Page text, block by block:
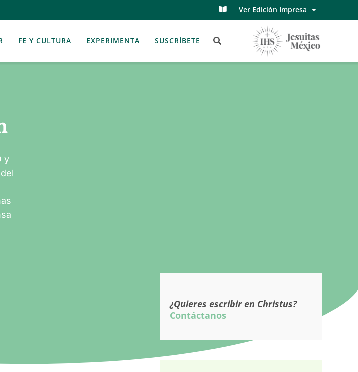
Ver Edición Impresa
FE Y CULTURA EXPERIMENTA SUSCRÍBETE
y
¿Quieres escribir en Christus?
Contáctanos